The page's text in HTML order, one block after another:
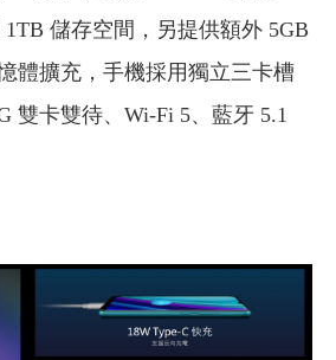
儲存空間，另提供額外 5GB
體擴充，手機採用獨立三卡槽
雙卡雙待、Wi-Fi 5、藍牙 5.1